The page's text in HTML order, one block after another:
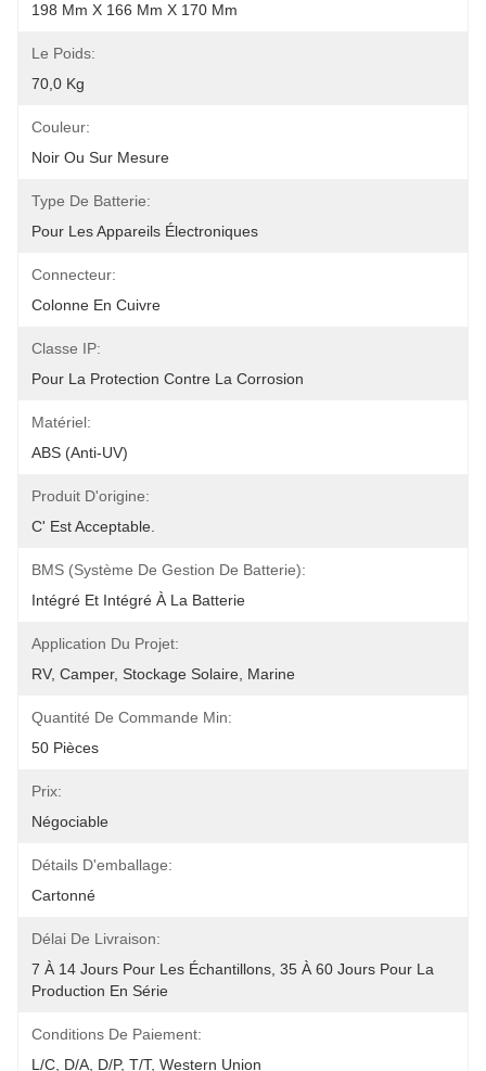
198 Mm X 166 Mm X 170 Mm
Le Poids:
70,0 Kg
Couleur:
Noir Ou Sur Mesure
Type De Batterie:
Pour Les Appareils Électroniques
Connecteur:
Colonne En Cuivre
Classe IP:
Pour La Protection Contre La Corrosion
Matériel:
ABS (anti-UV)
Produit D'origine:
C' Est Acceptable.
BMS (système De Gestion De Batterie):
Intégré Et Intégré À La Batterie
Application Du Projet:
RV, Camper, Stockage Solaire, Marine
Quantité De Commande Min:
50 Pièces
Prix:
Négociable
Détails D'emballage:
Cartonné
Délai De Livraison:
7 À 14 Jours Pour Les Échantillons, 35 À 60 Jours Pour La
Production En Série
Conditions De Paiement:
L/C, D/A, D/P, T/T, Western Union